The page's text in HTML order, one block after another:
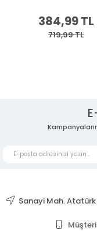
384,99 TL
719,99 TL
Sanayi Mah. Atatürk